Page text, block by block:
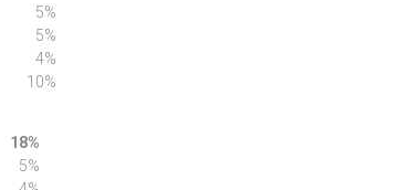
5%
5%
4%
10%
18%
5%